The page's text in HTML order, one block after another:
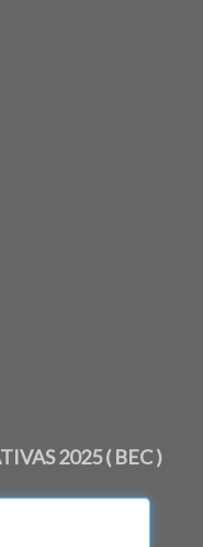
2025 ( BEC )